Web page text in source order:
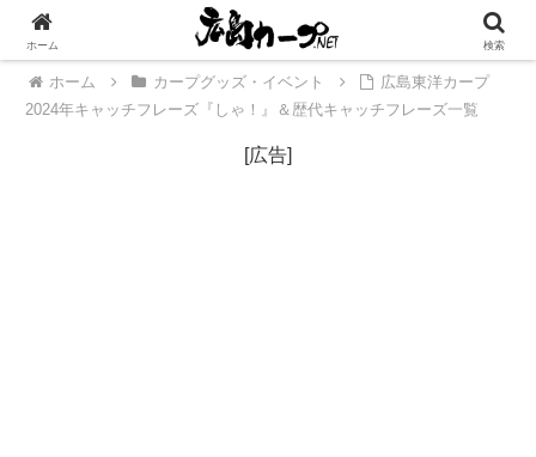
[広告]
ホーム カープグッズ・イベント
広島東洋カープ
2024年キャッチフレーズ『しゃ！』＆歴代キャッチフレーズ一覧
[広告]
ホーム 検索